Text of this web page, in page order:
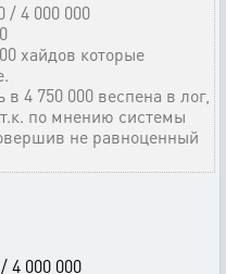
/ 4 000 000
хайдов которые
4 750 000 веспена в лог,
по мнению системы
не равноценный
4 000 000